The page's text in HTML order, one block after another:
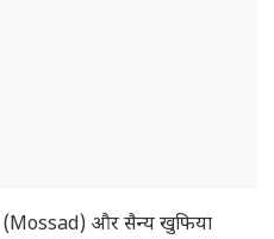
(Mossad) और सैन्य खुफिया